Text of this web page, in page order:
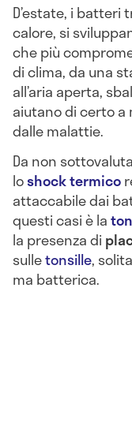
D’estate, i
calore, si
che più
di clima, da una
all’aria aperta,
aiutano di certo
dalle malattie.
Da non
loshock termico
attaccabile dai
questi casi è la
la presenza di
sulletonsille,
ma batterica.